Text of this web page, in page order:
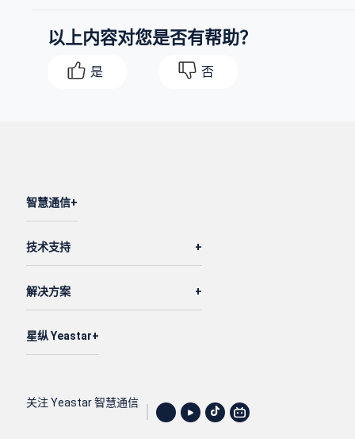
以上内容对您是否有帮助？
是 否
智慧通信
技术支持
解决方案
星纵 Yeastar
关注 Yeastar 智慧通信